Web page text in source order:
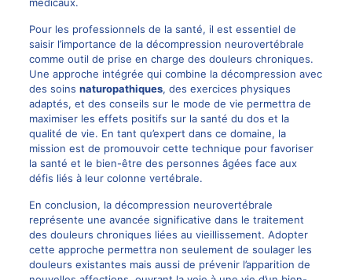
Pour les professionnels de la santé, il est essentiel de
saisir l’importance de la décompression neurovertébrale
comme outil de prise en charge des douleurs chroniques.
Une approche intégrée qui combine la décompression avec
des soins naturopathiques, des exercices physiques
adaptés, et des conseils sur le mode de vie permettra de
maximiser les effets positifs sur la santé du dos et la
qualité de vie. En tant qu’expert dans ce domaine, la
mission est de promouvoir cette technique pour favoriser
la santé et le bien-être des personnes âgées face aux
défis liés à leur colonne vertébrale.
En conclusion, la décompression neurovertébrale
représente une avancée significative dans le traitement
des douleurs chroniques liées au vieillissement. Adopter
cette approche permettra non seulement de soulager les
douleurs existantes mais aussi de prévenir l’apparition de